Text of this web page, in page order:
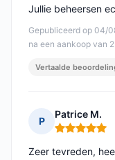
Gepubliceerd op 04/
na een aankoop van
Jullie beheersen
Vertaalde
P
Patrice M.
Opmerking:
Zeer tevreden,